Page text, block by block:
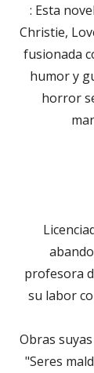
: Esta
Christie,
fusionada
humor y
horror
profesora
su labor
Obras
"Seres